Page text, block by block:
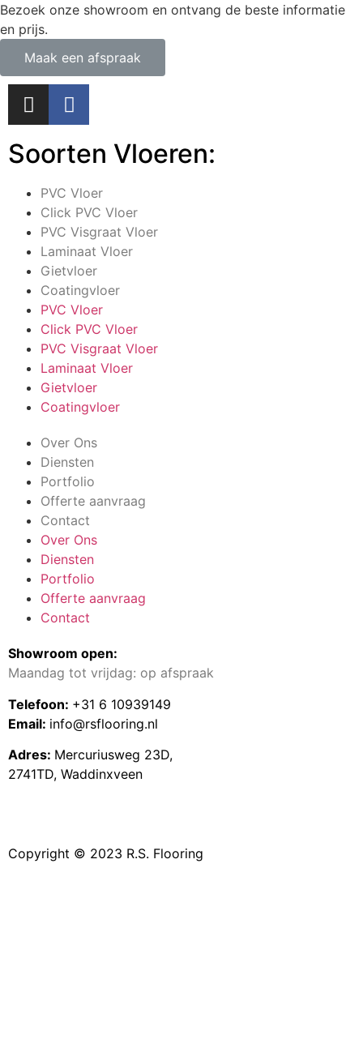
Bezoek onze showroom en ontvang de beste informatie
en prijs.
Maak een afspraak
Copyright © 2023 R.S. Flooring
Showroom open:
Maandag tot vrijdag: op afspraak
Telefoon: +31 6 10939149
Email: info@rsflooring.nl
Adres: Mercuriusweg 23D,
2741TD, Waddinxveen
Over Ons
Diensten
Portfolio
Offerte aanvraag
Contact
Over Ons
Diensten
Portfolio
Offerte aanvraag
Contact
Soorten Vloeren:
PVC Vloer
Click PVC Vloer
PVC Visgraat Vloer
Laminaat Vloer
Gietvloer
Coatingvloer
PVC Vloer
Click PVC Vloer
PVC Visgraat Vloer
Laminaat Vloer
Gietvloer
Coatingvloer